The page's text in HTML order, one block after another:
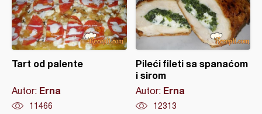
Tart od palente
Autor: Erna
11466
Pileći fileti sa spanaćom
i sirom
Autor: Erna
12313